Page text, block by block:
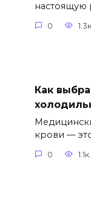
0 1.3к.
Как
крови —
0 1.1к.